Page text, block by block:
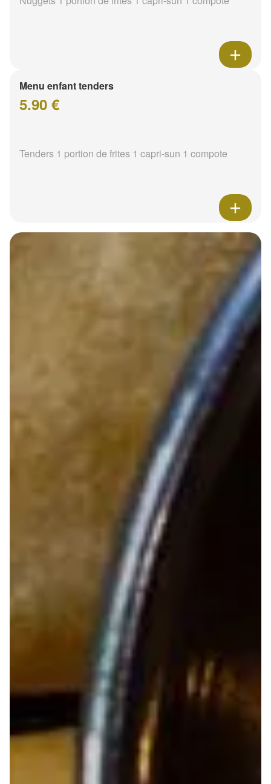
Menu enfant tenders
5.90 €
Tenders 1 portion de frites 1 capri-sun 1 compote